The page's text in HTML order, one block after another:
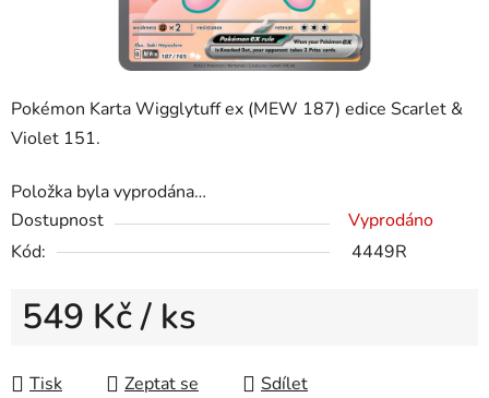
Pokémon Karta Wigglytuff ex (MEW 187) edice Scarlet &
Violet 151.
Položka byla vyprodána…
Dostupnost
Vyprodáno
Kód:
4449R
549 Kč/ ks
Tisk
Zeptat se Sdílet